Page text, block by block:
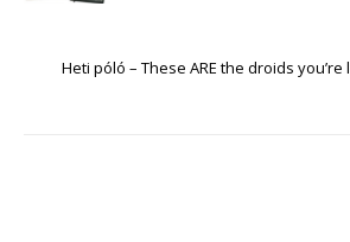
Heti póló – These ARE the droids